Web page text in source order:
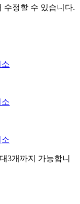
수정할 수 있습니다.
소
소
소
3개까지 가능합니